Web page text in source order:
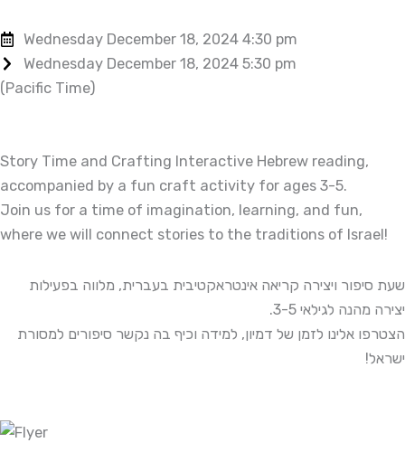
Wednesday December 18, 2024 4:30 pm
Wednesday December 18, 2024 5:30 pm
(Pacific Time)
Story Time and Crafting Interactive Hebrew reading,
accompanied by a fun craft activity for ages 3-5.
Join us for a time of imagination, learning, and fun,
where we will connect stories to the traditions of Israel!
שעת סיפור ויצירה קריאה אינטראקטיבית בעברית, מלווה בפעילות
יצירה מהנה לגילאי 3-5.
הצטרפו אלינו לזמן של דמיון, למידה וכיף בה נקשר סיפורים למסורת
ישראל!